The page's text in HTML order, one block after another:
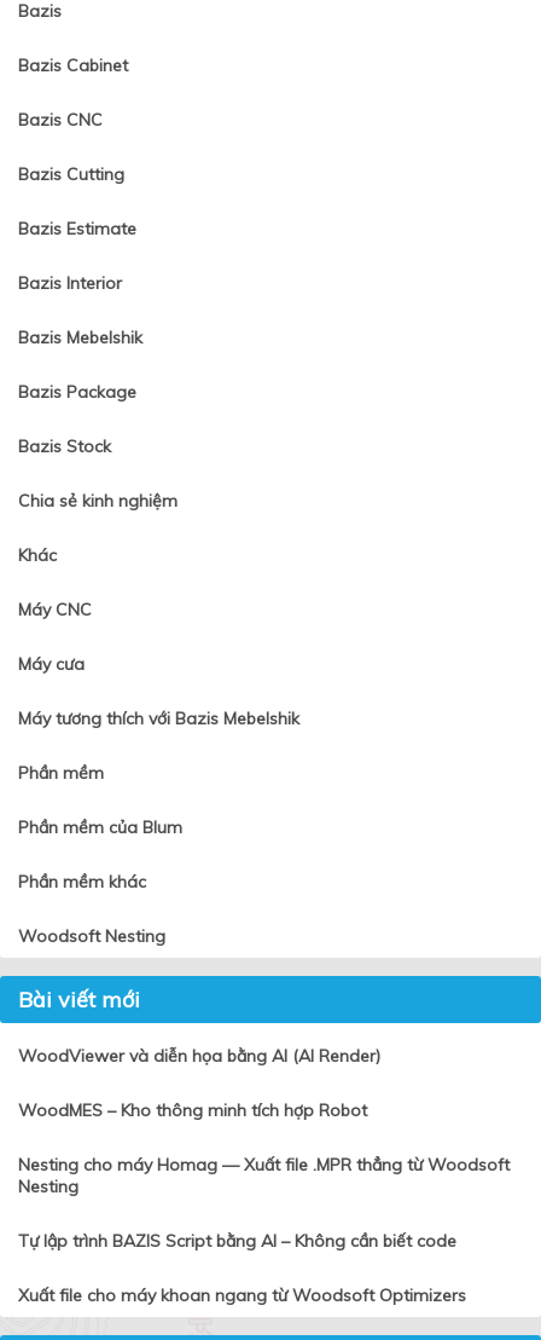
Bazis
Bazis Cabinet
Bazis CNC
Bazis Cutting
Bazis Estimate
Bazis Interior
Bazis Mebelshik
Bazis Package
Bazis Stock
Chia sẻ kinh nghiệm
Khác
Máy CNC
Máy cưa
Máy tương thích với Bazis Mebelshik
Phần mềm
Phần mềm của Blum
Phần mềm khác
Woodsoft Nesting
Bài viết mới
WoodViewer và diễn họa bằng AI (AI Render)
WoodMES – Kho thông minh tích hợp Robot
Nesting cho máy Homag — Xuất file .MPR thẳng từ Woodsoft
Nesting
Tự lập trình BAZIS Script bằng AI – Không cần biết code
Xuất file cho máy khoan ngang từ Woodsoft Optimizers